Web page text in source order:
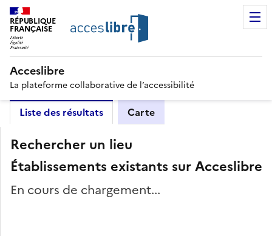
RÉPUBLIQUE
FRANÇAISE
Acceslibre
La plateforme collaborative de l’accessibilité
Liste des résultats Carte
Rechercher un lieu
Établissements existants sur Acceslibre
En cours de chargement...